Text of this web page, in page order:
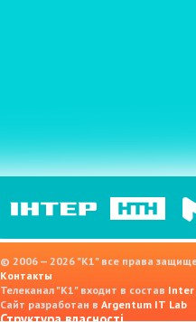
© 2006 — 2026 "K1" все права
Контакты
Телеканал "К1" входит в состав Inter
Сайт разработан в Argentum IT Lab